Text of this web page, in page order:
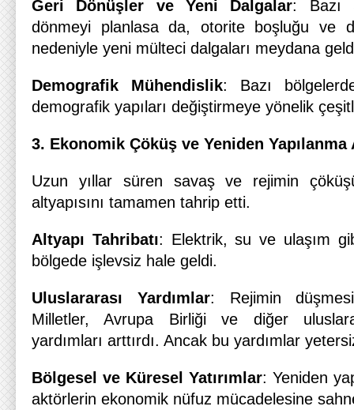
Geri Dönüşler ve Yeni Dalgalar: Bazı
dönmeyi planlasa da, otorite boşluğu ve
nedeniyle yeni mülteci dalgaları meydana
Demografik Mühendislik: Bazı
demografik yapıları değiştirmeye yönelik
3. Ekonomik Çöküş ve Yeniden Yapılanma
Uzun yıllar süren savaş ve rejimin
altyapısını tamamen tahrip etti.
Altyapı Tahribatı: Elektrik, su ve ulaşım
bölgede işlevsiz hale geldi.
Uluslararası Yardımlar: Rejimin
Milletler, Avrupa Birliği ve diğer
yardımları arttırdı. Ancak bu yardımlar
Bölgesel ve Küresel Yatırımlar: Yeniden
aktörlerin ekonomik nüfuz mücadelesine